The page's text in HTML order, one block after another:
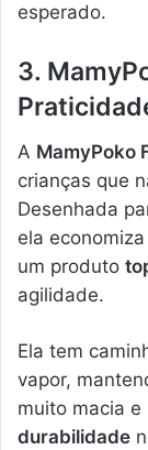
esperado.
3.
A MamyPoko
crianças que
Desenhada
ela
um produto
agilidade.
Ela tem
vapor,
muito macia e
durabilidade